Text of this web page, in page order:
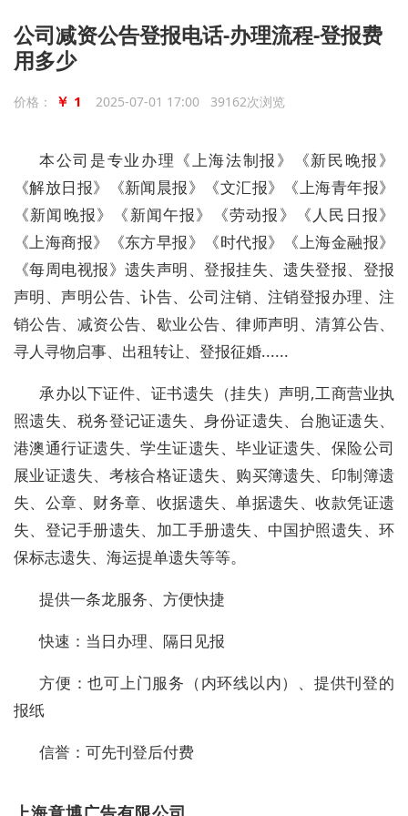
公司减资公告登报电话-办理流程-登报费
用多少
价格： ￥ 1 2025-07-01 17:00 39162次浏览
本公司是专业办理《上海法制报》《新民晚报》
《解放日报》《新闻晨报》《文汇报》《上海青年报》
《新闻晚报》《新闻午报》《劳动报》《人民日报》
《上海商报》《东方早报》《时代报》《上海金融报》
《每周电视报》遗失声明、登报挂失、遗失登报、登报
声明、声明公告、讣告、公司注销、注销登报办理、注
销公告、减资公告、歇业公告、律师声明、清算公告、
寻人寻物启事、出租转让、登报征婚......
承办以下证件、证书遗失（挂失）声明,工商营业执
照遗失、税务登记证遗失、身份证遗失、台胞证遗失、
港澳通行证遗失、学生证遗失、毕业证遗失、保险公司
展业证遗失、考核合格证遗失、购买簿遗失、印制簿遗
失、公章、财务章、收据遗失、单据遗失、收款凭证遗
失、登记手册遗失、加工手册遗失、中国护照遗失、环
保标志遗失、海运提单遗失等等。
提供一条龙服务、方便快捷
快速：当日办理、隔日见报
方便：也可上门服务（内环线以内）、提供刊登的
报纸
信誉：可先刊登后付费